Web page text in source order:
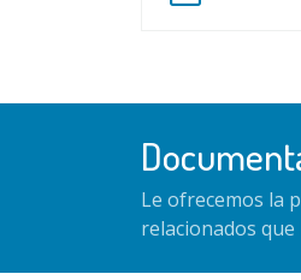
Le ofrecemos la
relacionados